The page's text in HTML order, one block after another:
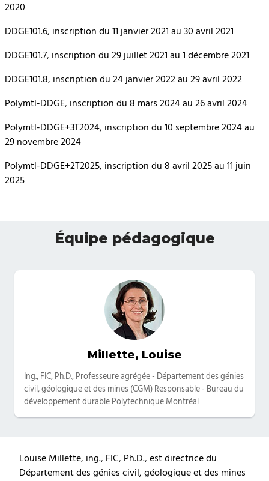
2020
DDGE101.6, inscription du 11 janvier 2021 au 30 avril 2021
DDGE101.7, inscription du 29 juillet 2021 au 1 décembre 2021
DDGE101.8, inscription du 24 janvier 2022 au 29 avril 2022
Polymtl-DDGE, inscription du 8 mars 2024 au 26 avril 2024
Polymtl-DDGE+3T2024, inscription du 10 septembre 2024 au
29 novembre 2024
Polymtl-DDGE+2T2025, inscription du 8 avril 2025 au 11 juin
2025
Équipe pédagogique
Millette, Louise
Catégories
Ing., FIC, Ph.D., Professeure agrégée - Département des génies
civil, géologique et des mines (CGM) Responsable - Bureau du
développement durable Polytechnique Montréal
Louise Millette, ing., FIC, Ph.D., est directrice du
Département des génies civil, géologique et des mines